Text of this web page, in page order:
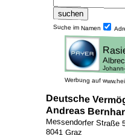
Suche im Namen
Werbung auf
Deutsche
Andreas
Messendorfer Straße
8041 Graz